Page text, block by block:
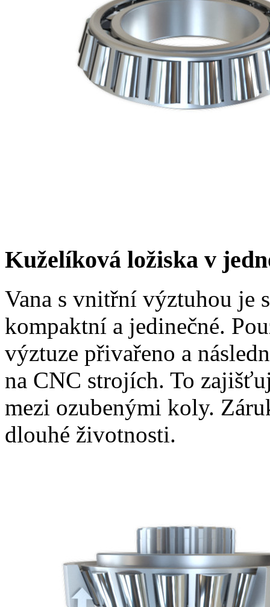
Kuželíková ložiska v
Vana s vnitřní výztuhou je
kompaktní a jedinečné.
výztuze přivařeno a
na CNC strojích. To
mezi ozubenými koly.
dlouhé životnosti.